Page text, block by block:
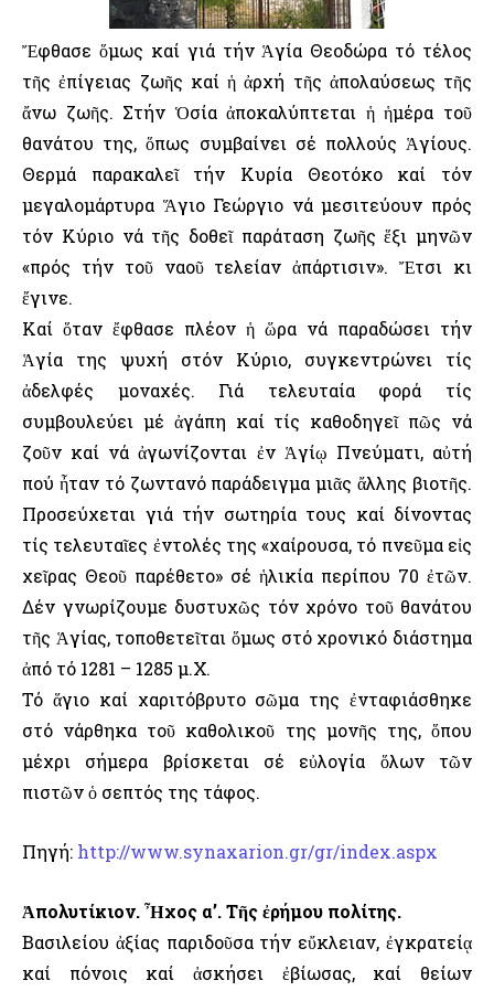
Ἔφθασε ὅμως καί γιά τήν Ἁγία Θεοδώρα τό τέλος
τῆς ἐπίγειας ζωῆς καί ἡ ἀρχή τῆς ἀπολαύσεως τῆς
ἄνω ζωῆς. Στήν Ὁσία ἀποκαλύπτεται ἡ ἡμέρα τοῦ
θανάτου της, ὅπως συμβαίνει σέ πολλούς Ἁγίους.
Θερμά παρακαλεῖ τήν Κυρία Θεοτόκο καί τόν
μεγαλομάρτυρα Ἅγιο Γεώργιο νά μεσιτεύουν πρός
τόν Κύριο νά τῆς δοθεῖ παράταση ζωῆς ἕξι μηνῶν
«πρός τήν τοῦ ναοῦ τελείαν ἀπάρτισιν». Ἔτσι κι
ἔγινε.
Καί ὅταν ἔφθασε πλέον ἡ ὥρα νά παραδώσει τήν
Ἁγία της ψυχή στόν Κύριο, συγκεντρώνει τίς
ἀδελφές μοναχές. Γιά τελευταία φορά τίς
συμβουλεύει μέ ἀγάπη καί τίς καθοδηγεῖ πῶς νά
ζοῦν καί νά ἀγωνίζονται ἐν Ἁγίῳ Πνεύματι, αὐτή
πού ἦταν τό ζωντανό παράδειγμα μιᾶς ἄλλης βιοτῆς.
Προσεύχεται γιά τήν σωτηρία τους καί δίνοντας
τίς τελευταῖες ἐντολές της «χαίρουσα, τό πνεῦμα εἰς
χεῖρας Θεοῦ παρέθετο» σέ ἡλικία περίπου 70 ἐτῶν.
Δέν γνωρίζουμε δυστυχῶς τόν χρόνο τοῦ θανάτου
τῆς Ἁγίας, τοποθετεῖται ὅμως στό χρονικό διάστημα
ἀπό τό 1281 – 1285 μ.Χ.
Τό ἅγιο καί χαριτόβρυτο σῶμα της ἐνταφιάσθηκε
στό νάρθηκα τοῦ καθολικοῦ της μονῆς της, ὅπου
μέχρι σήμερα βρίσκεται σέ εὐλογία ὅλων τῶν
πιστῶν ὁ σεπτός της τάφος.
Πηγή: http://www.synaxarion.gr/gr/index.aspx
Ἀπολυτίκιον. Ἦχος α’. Τῆς ἐρήμου πολίτης.
Βασιλείου ἀξίας παριδοῦσα τήν εὔκλειαν, ἐγκρατείᾳ
καί πόνοις καί ἀσκήσει ἐβίωσας, καί θείων